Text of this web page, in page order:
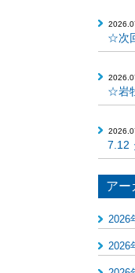
☆次
☆岩
7.12
アー
2026
2026